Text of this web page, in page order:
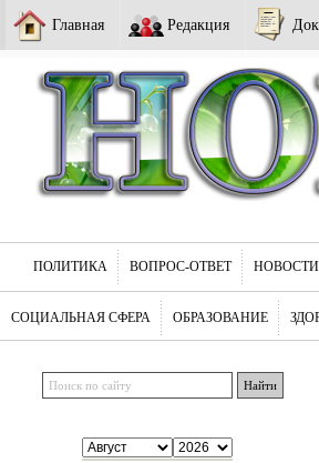
Главная Редакция
ПОЛИТИКА ВОПРОС-ОТВЕТ
СОЦИАЛЬНАЯ СФЕРА ОБРАЗОВАНИЕ